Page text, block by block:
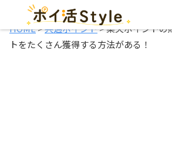
HOME>共通ポイント>楽天ポイントの
トをたくさん獲得する方法がある！